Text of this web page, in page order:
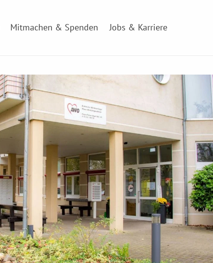
Mitmachen & Spenden Jobs & Karriere